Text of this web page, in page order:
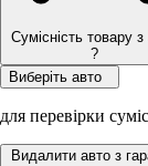
Сумісність товару з
?
Виберіть авто
для перевірки
Видалити авто з